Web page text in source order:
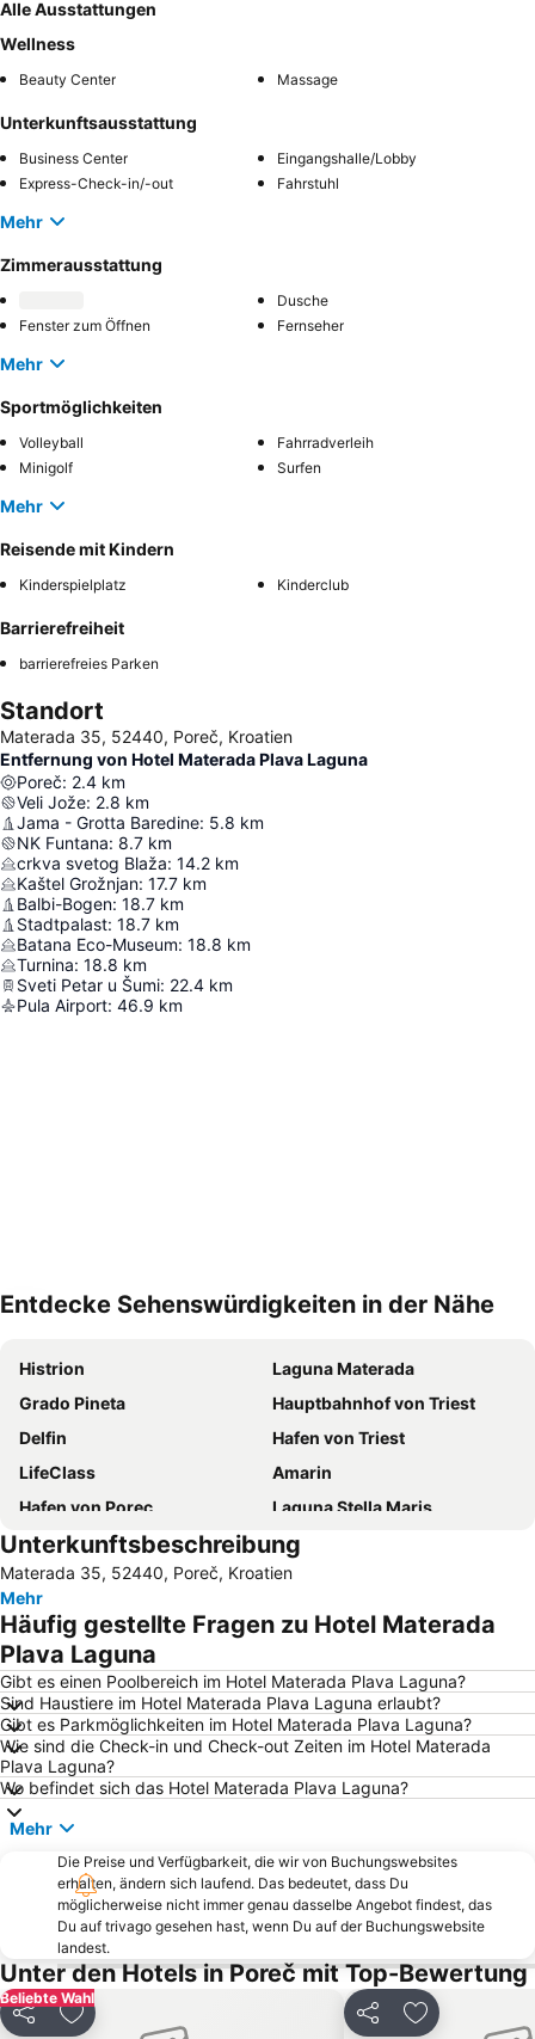
Alle Ausstattungen
Wellness
Beauty Center Massage
Unterkunftsausstattung
Business Center
Eingangshalle/Lobby
Express-Check-in/-out
Fahrstuhl
Mehr
Zimmerausstattung
Dusche
Fenster zum Öffnen
Fernseher
Mehr
Sportmöglichkeiten
Volleyball
Fahrradverleih
Minigolf
Surfen
Mehr
Reisende mit Kindern
Kinderspielplatz Kinderclub
Barrierefreiheit
barrierefreies Parken
Standort
Materada 35, 52440, Poreč, Kroatien
Entfernung von Hotel Materada Plava Laguna
Poreč: 2.4 km
Veli Jože: 2.8 km
Jama - Grotta Baredine: 5.8 km
NK Funtana: 8.7 km
crkva svetog Blaža: 14.2 km
Kaštel Grožnjan: 17.7 km
Balbi-Bogen: 18.7 km
Stadtpalast: 18.7 km
Batana Eco-Museum: 18.8 km
Turnina: 18.8 km
Sveti Petar u Šumi: 22.4 km
Pula Airport: 46.9 km
Entdecke Sehenswürdigkeiten in der Nähe
Histrion
Laguna Materada
Grado Pineta
Hauptbahnhof von Triest
Delfin
Hafen von Triest
LifeClass
Amarin
Hafen von Porec
Laguna Stella Maris
Valamar Jazz Festival
FKK Ulika
Portorose beach
Marina Portorož
Parentium
Altstadt Piran
Katoro
Girandella
St. Bernardin
Nacionalni Park Brijuni
AC Zelena Laguna
Sveti Andrija - Crveni otok
Brulo
Koper
Koversada
Adria Ankaran
Metropol Portorož
Piazza dell'Unità d'Italia
Poreč 24 hours
Polari
Pri svetilniku
Aquapark Istralandia
Istra Funtana
Brioni
Villas Rubin
Old town
Unterkunftsbeschreibung
Materada 35, 52440, Poreč, Kroatien
Mehr
Häufig gestellte Fragen zu Hotel Materada
Plava Laguna
Gibt es einen Poolbereich im Hotel Materada Plava Laguna?
Sind Haustiere im Hotel Materada Plava Laguna erlaubt?
Gibt es Parkmöglichkeiten im Hotel Materada Plava Laguna?
Wie sind die Check-in und Check-out Zeiten im Hotel Materada
Plava Laguna?
Wo befindet sich das Hotel Materada Plava Laguna?
Mehr
Die Preise und Verfügbarkeit, die wir von Buchungswebsites
erhalten, ändern sich laufend. Das bedeutet, dass Du
möglicherweise nicht immer genau dasselbe Angebot findest, das
Du auf trivago gesehen hast, wenn Du auf der Buchungswebsite
landest.
Unter den Hotels in Poreč mit Top-Bewertung
Beliebte Wahl
Teilen Zu Favoriten hinzufügen Teilen Zu Favoriten